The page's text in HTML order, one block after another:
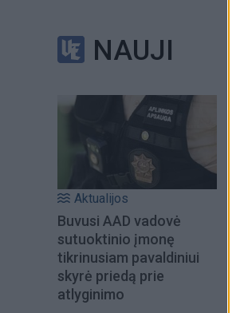
NAUJI
Aktualijos
Buvusi AAD vadovė
sutuoktinio įmonę
tikrinusiam pavaldiniui
skyrė priedą prie
atlyginimo